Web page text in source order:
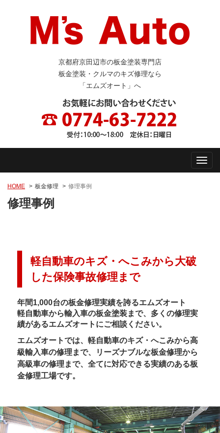
京都府京田辺市の板金塗装専門店
板金塗装・クルマのキズ修理なら
「エムズオート」へ
HOME 板金修理 修理事例
修理事例
軽自動車のキズ・へこみから大破
した保険事故修理まで
年間1,000台の板金修理実績を誇るエムズオート
軽自動車から輸入車の板金塗装まで、多くの修理実
績があるエムズオートにご相談ください。
エムズオートでは、軽自動車のキズ・へこみから高
級輸入車の修理まで、リーズナブルな板金修理から
高級車の修理まで、全てに対応できる実績のある板
金修理工場です。